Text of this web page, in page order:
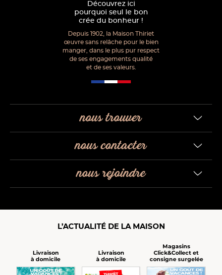
Découvrez ici
pourquoi seul le bon
crée du bonheur !
Depuis 1902, la Maison Thiriet
œuvre sans relâche pour le bien
manger, dans le plus pur respect
de ses engagements qualité
et de ses valeurs.
nous trouver
nous contacter
nous rejoindre
L’ACTUALITÉ DE LA MAISON
Livraison
à domicile
Livraison
à domicile
Magasins
Click&Collect et
consigne surgelée